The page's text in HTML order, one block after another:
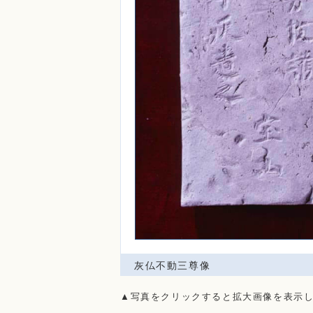
灰仏不動三尊像
▲写真をクリックすると拡大画像を表示